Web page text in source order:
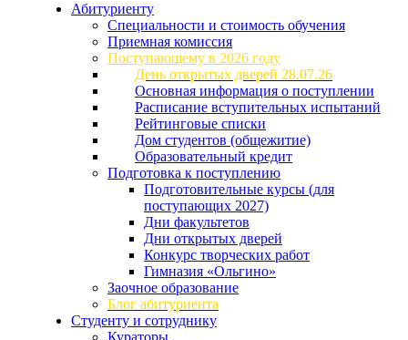
Абитуриенту
Специальности и стоимость обучения
Приемная комиссия
Поступающему в 2026 году
День открытых дверей 28.07.26
Основная информация о поступлении
Расписание вступительных испытаний
Рейтинговые списки
Дом студентов (общежитие)
Образовательный кредит
Подготовка к поступлению
Подготовительные курсы (для
поступающих 2027)
Дни факультетов
Дни открытых дверей
Конкурс творческих работ
Гимназия «Ольгино»
Заочное образование
Блог абитуриента
Студенту и сотруднику
Кураторы